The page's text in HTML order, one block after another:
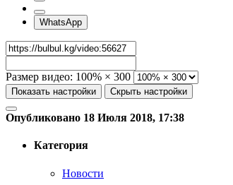
WhatsApp
Размер видео: 100% × 300
Показать настройки Скрыть настройки
Опубликовано 18 Июля 2018, 17:38
Категория
Новости